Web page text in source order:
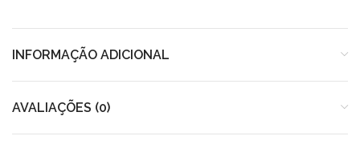
INFORMAÇÃO ADICIONAL
AVALIAÇÕES (0)